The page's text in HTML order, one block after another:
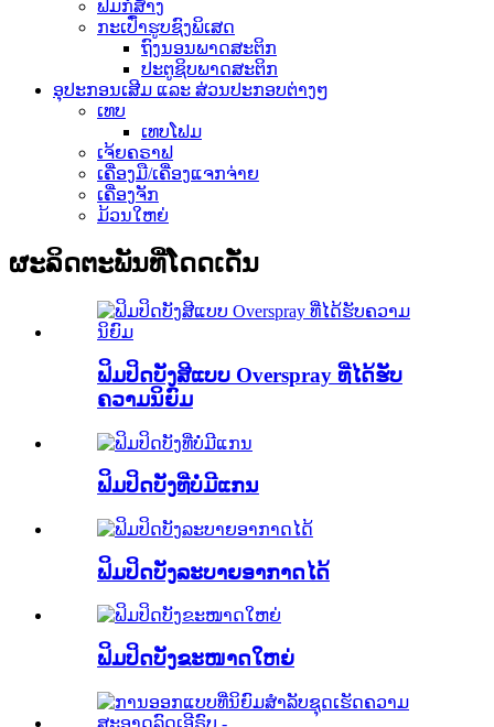
ຟິມກໍ່ສ້າງ
ກະເປົ໋າຮູບຊົງພິເສດ
ຖົງນອນພາດສະຕິກ
ປະຕູຊິບພາດສະຕິກ
ອຸປະກອນເສີມ ແລະ ສ່ວນປະກອບຕ່າງໆ
ເທບ
ເທບໂຟມ
ເຈ້ຍຄຣາຟ
ເຄື່ອງມື/ເຄື່ອງແຈກຈ່າຍ
ເຄື່ອງຈັກ
ມ້ວນໃຫຍ່
ຜະລິດຕະພັນທີ່ໂດດເດັ່ນ
ຟິມປິດບັງສີແບບ Overspray ທີ່ໄດ້ຮັບ
ຄວາມນິຍົມ
ຟິມປິດບັງທີ່ບໍ່ມີແກນ
ຟິມປິດບັງລະບາຍອາກາດໄດ້
ຟິມປິດບັງຂະໜາດໃຫຍ່